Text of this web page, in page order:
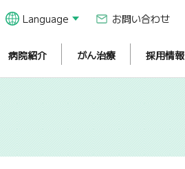
Language お問い合わせ
病院紹介 がん治療 採用情報